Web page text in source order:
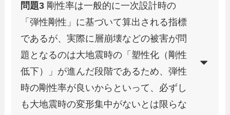
問題3 剛性率は一般的に一次設計時の
「弾性剛性」に基づいて算出される指標
であるが、実際に層崩壊などの被害が問
題となるのは大地震時の「塑性化（剛性
低下）」が進んだ段階であるため、弾性
時の剛性率が良いからといって、必ずし
も大地震時の変形集中がないとは限らな